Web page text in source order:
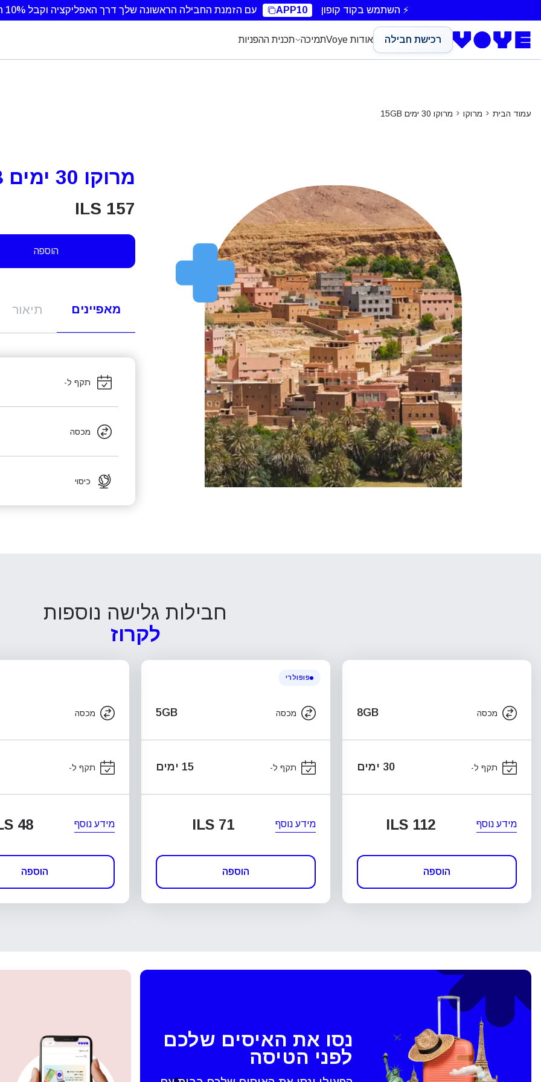
⚡ השתמש בקוד קופון APP10 עם הזמנת החבילה הראשונה שלך דרך האפליקציה וקבל 10% הנחה.
רכישת חבילה אודות Voye תמיכה תכנית ההפניות
עמוד הבית מרוקו מרוקו 30 ימים 15GB
מרוקו 30 ימים 15GB
ILS 157
הוספה
מאפיינים תיאור
תקף ל-
מכסה
כיסוי
חבילות גלישה נוספות
לקרוז
מכסה 8GB
תקף ל- 30 ימים
מידע נוסף ILS 112
הוספה
פופולרי
מכסה 5GB
תקף ל- 15 ימים
מידע נוסף ILS 71
הוספה
מכסה
תקף ל-
מידע נוסף 48
הוספה
נסו את האיסים שלכם
לפני הטיסה